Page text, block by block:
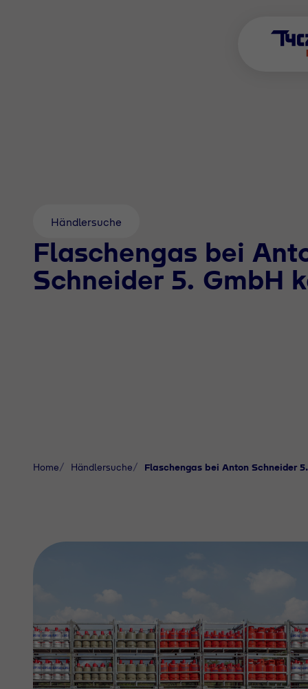
Händlersuche
Flaschengas bei
Schneider 5. GmbH
Home Händlersuche Flaschengas bei Anton Schneider